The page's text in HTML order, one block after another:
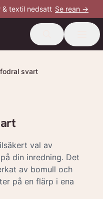
& textil nedsatt Se rean →
svart
val av
din inredning. Det
av bomull och
på en flärp i ena